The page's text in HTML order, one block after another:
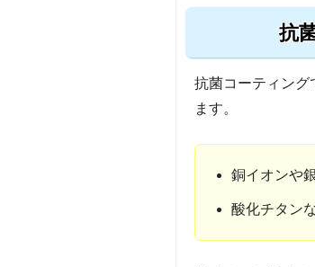
抗
抗菌コーティング
ます。
銅イオンや
酸化チタン